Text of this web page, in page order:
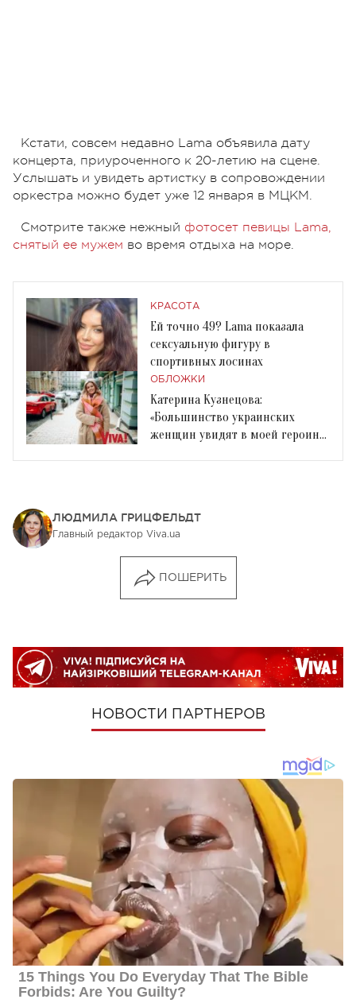
Кстати, совсем недавно Lama объявила дату
концерта, приуроченного к 20-летию на сцене.
Услышать и увидеть артистку в сопровождении
оркестра можно будет уже 12 января в МЦКМ.
Смотрите также нежный фотосет певицы Lama,
снятый ее мужем во время отдыха на море.
КРАСОТА
Ей точно 49? Lama показала
сексуальную фигуру в
спортивных лосинах
ОБЛОЖКИ
Катерина Кузнецова:
«Большинство украинских
женщин увидят в моей героине
ЛЮДМИЛА ГРИЦФЕЛЬДТ
Главный редактор Viva.ua
ПОШЕРИТЬ
НОВОСТИ ПАРТНЕРОВ